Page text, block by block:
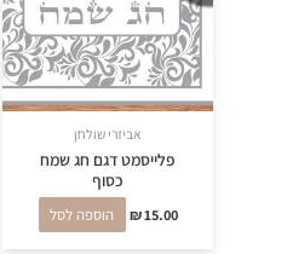
אביזרי שולחן
פלייסמט דגם חג שמח
כסוף
₪15.00 הוספה לסל